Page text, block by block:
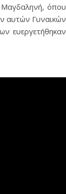
Μαγδαληνή, όπου
αυτών Γυναικών
ευεργετήθηκαν